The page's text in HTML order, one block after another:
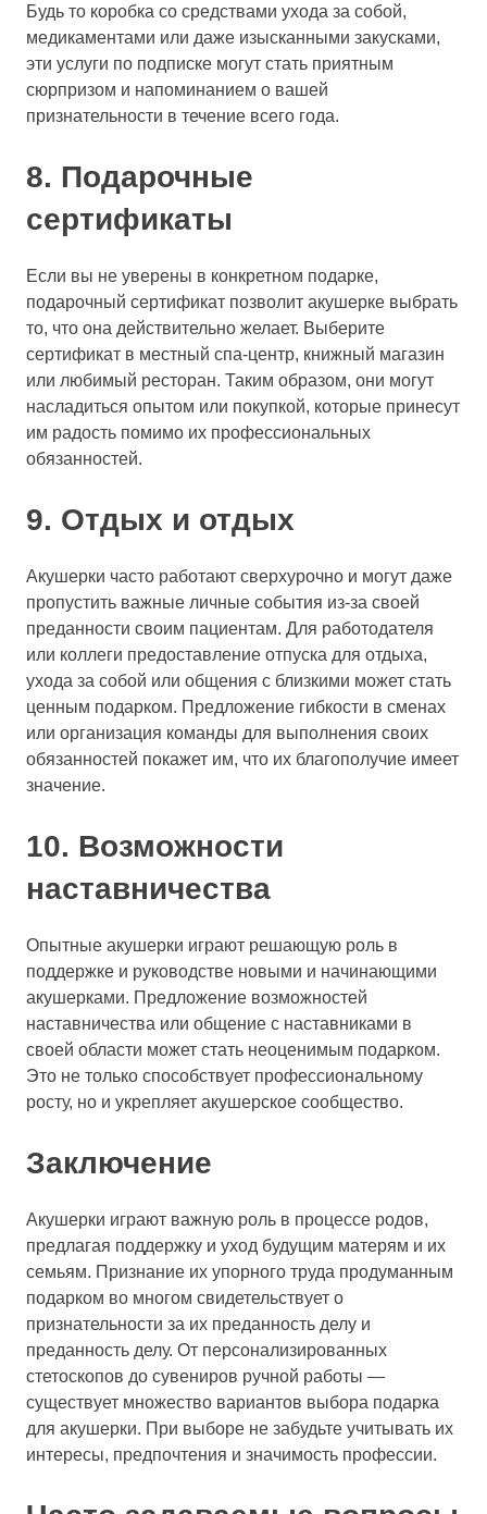
Будь то коробка со средствами ухода за собой,
медикаментами или даже изысканными закусками,
эти услуги по подписке могут стать приятным
сюрпризом и напоминанием о вашей
признательности в течение всего года.
8. Подарочные
сертификаты
Если вы не уверены в конкретном подарке,
подарочный сертификат позволит акушерке выбрать
то, что она действительно желает. Выберите
сертификат в местный спа-центр, книжный магазин
или любимый ресторан. Таким образом, они могут
насладиться опытом или покупкой, которые принесут
им радость помимо их профессиональных
обязанностей.
9. Отдых и отдых
Акушерки часто работают сверхурочно и могут даже
пропустить важные личные события из-за своей
преданности своим пациентам. Для работодателя
или коллеги предоставление отпуска для отдыха,
ухода за собой или общения с близкими может стать
ценным подарком. Предложение гибкости в сменах
или организация команды для выполнения своих
обязанностей покажет им, что их благополучие имеет
значение.
10. Возможности
наставничества
Опытные акушерки играют решающую роль в
поддержке и руководстве новыми и начинающими
акушерками. Предложение возможностей
наставничества или общение с наставниками в
своей области может стать неоценимым подарком.
Это не только способствует профессиональному
росту, но и укрепляет акушерское сообщество.
Заключение
Акушерки играют важную роль в процессе родов,
предлагая поддержку и уход будущим матерям и их
семьям. Признание их упорного труда продуманным
подарком во многом свидетельствует о
признательности за их преданность делу и
преданность делу. От персонализированных
стетоскопов до сувениров ручной работы —
существует множество вариантов выбора подарка
для акушерки. При выборе не забудьте учитывать их
интересы, предпочтения и значимость профессии.